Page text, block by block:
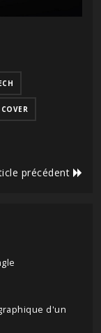
COVER
précédent
d'un